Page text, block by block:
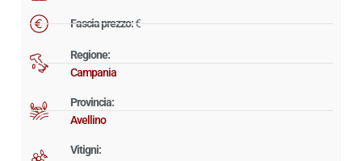
Fascia prezzo:€
Regione:
Campania
Provincia:
Avellino
Vitigni: